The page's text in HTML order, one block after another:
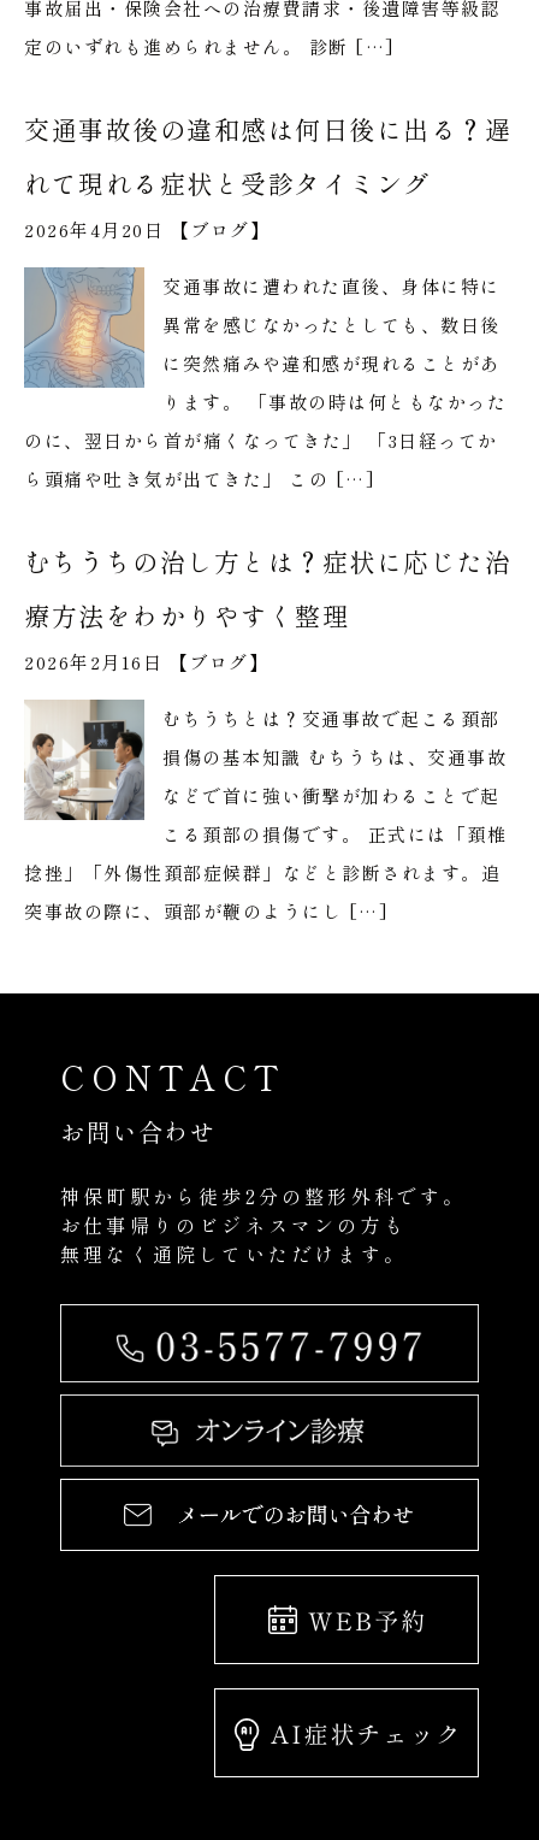
事故届出・保険会社への治療費請求・後遺障害等級認
定のいずれも進められません。 診断 […]
交通事故後の違和感は何日後に出る？遅
れて現れる症状と受診タイミング
2026年4月20日 【 ブログ】
交通事故に遭われた直後、身体に特に
異常を感じなかったとしても、数日後
に突然痛みや違和感が現れることがあ
ります。 「事故の時は何ともなかった
のに、翌日から首が痛くなってきた」 「3日経ってか
ら頭痛や吐き気が出てきた」 この […]
むちうちの治し方とは？症状に応じた治
療方法をわかりやすく整理
2026年2月16日 【 ブログ】
むちうちとは？交通事故で起こる頚部
損傷の基本知識 むちうちは、交通事故
などで首に強い衝撃が加わることで起
こる頚部の損傷です。 正式には「頚椎
捻挫」「外傷性頚部症候群」などと診断されます。追
突事故の際に、頭部が鞭のようにし […]
CONTACT
お問い合わせ
神保町駅から徒歩2分の整形外科です。
お仕事帰りのビジネスマンの方も
無理なく通院していただけます。